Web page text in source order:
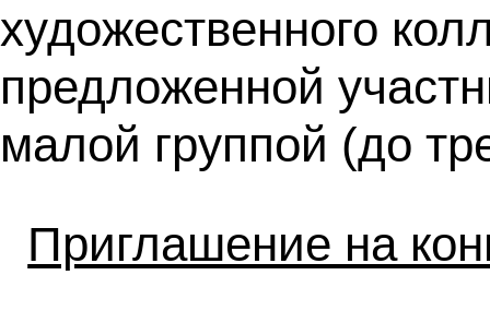
художественного
предложенной
малой группой (до
Приглашение на